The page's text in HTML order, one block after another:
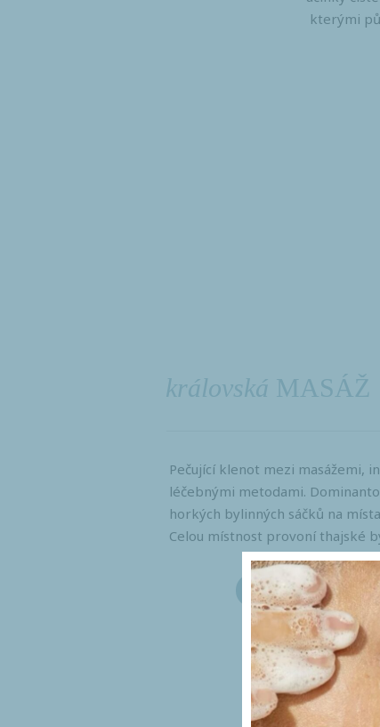
kterými
královská MASÁŽ
Pečující klenot mezi masážemi,
léčebnými metodami.
horkých bylinných sáčků na
Celou místnost provoní thajské
1 200,- Kč
60 minut